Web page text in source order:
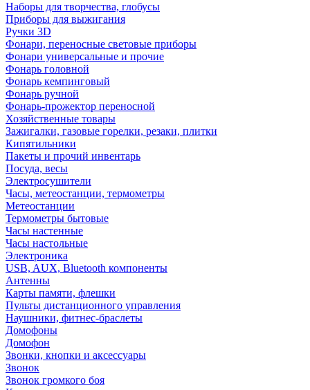
Наборы для творчества, глобусы
Приборы для выжигания
Ручки 3D
Фонари, переносные световые приборы
Фонари универсальные и прочие
Фонарь головной
Фонарь кемпинговый
Фонарь ручной
Фонарь-прожектор переносной
Хозяйственные товары
Зажигалки, газовые горелки, резаки, плитки
Кипятильники
Пакеты и прочий инвентарь
Посуда, весы
Электросушители
Часы, метеостанции, термометры
Метеостанции
Термометры бытовые
Часы настенные
Часы настольные
Электроника
USB, AUX, Bluetooth компоненты
Антенны
Карты памяти, флешки
Пульты дистанционного управления
Наушники, фитнес-браслеты
Домофоны
Домофон
Звонки, кнопки и аксессуары
Звонок
Звонок громкого боя